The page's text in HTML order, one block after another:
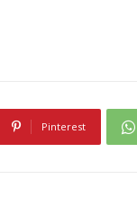
Pinterest